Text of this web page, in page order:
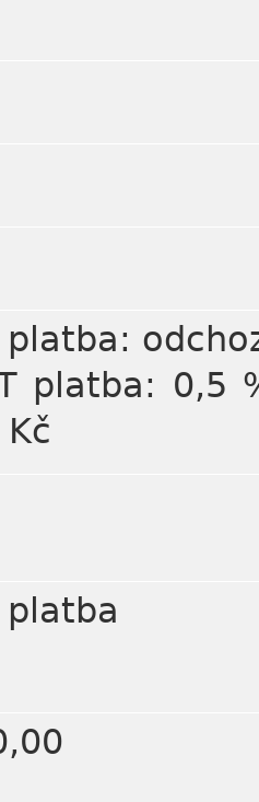
platba:
platba: 0,5
platba